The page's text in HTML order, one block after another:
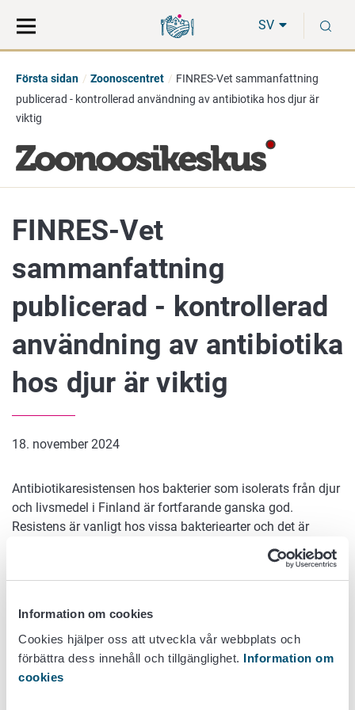
Information om cookies
Cookies hjälper oss att utveckla vår webbplats och
förbättra dess innehåll och tillgänglighet. Information om
cookies
direkt
till
på
hela
SV
Första sidan Zoonoscentret
FINRES-Vet sammanfattning
publicerad - kontrollerad användning av antibiotika hos djur är
viktig
FINRES-Vet
sammanfattning
publicerad - kontrollerad
användning av antibiotika
hos djur är viktig
18. november 2024
Antibiotikaresistensen hos bakterier som isolerats från djur
och livsmedel i Finland är fortfarande ganska god.
Resistens är vanligt hos vissa bakteriearter och det är
antibiotikaanvändning hos både produktions- och
sällskapsdjur. Även om antibiotikaförsäljningen till djur
Resultaten kommer från den gemensam Finres-Vet-
rapporten från Livsmedelsverket, Fimea och Helsingfors
universitet, vars sammanfattning publicerades för att